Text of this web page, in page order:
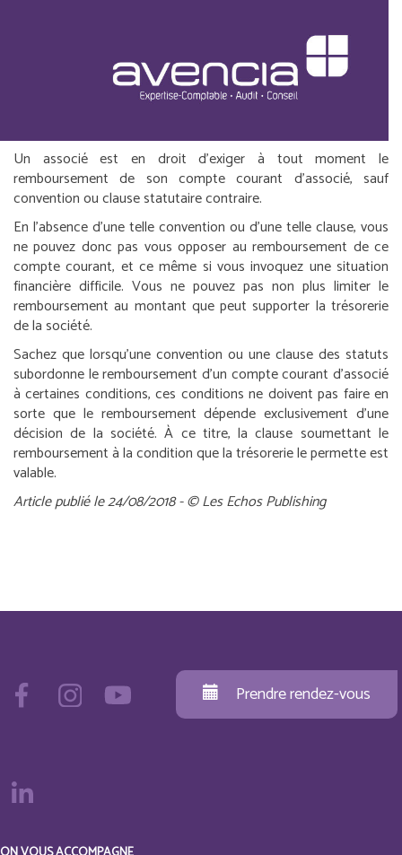
Un associé est en droit d’exiger à tout moment le
remboursement de son compte courant d’associé, sauf
convention ou clause statutaire contraire.
En l’absence d’une telle convention ou d’une telle clause, vous
ne pouvez donc pas vous opposer au remboursement de ce
compte courant, et ce même si vous invoquez une situation
financière difficile. Vous ne pouvez pas non plus limiter le
remboursement au montant que peut supporter la trésorerie
de la société.
Sachez que lorsqu’une convention ou une clause des statuts
subordonne le remboursement d’un compte courant d’associé
à certaines conditions, ces conditions ne doivent pas faire en
sorte que le remboursement dépende exclusivement d’une
décision de la société. À ce titre, la clause soumettant le
remboursement à la condition que la trésorerie le permette est
valable.
Article publié le 24/08/2018 - © Les Echos Publishing
Prendre rendez-vous